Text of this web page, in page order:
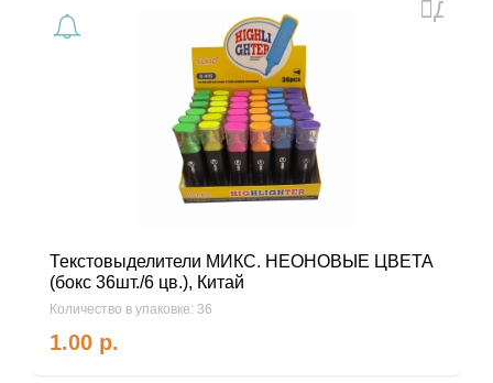
Текстовыделители МИКС. НЕОНОВЫЕ ЦВЕТА
(бокс 36шт./6 цв.), Китай
Количество в упаковке: 36
1.00 р.